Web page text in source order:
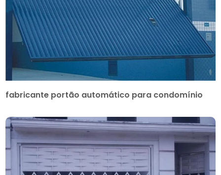
fabricante portão automático para condomínio